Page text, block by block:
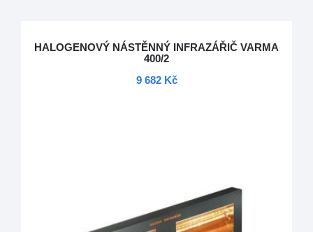
HALOGENOVÝ NÁSTĚNNÝ INFRAZÁŘIČ VARMA
400/2
9 682 Kč